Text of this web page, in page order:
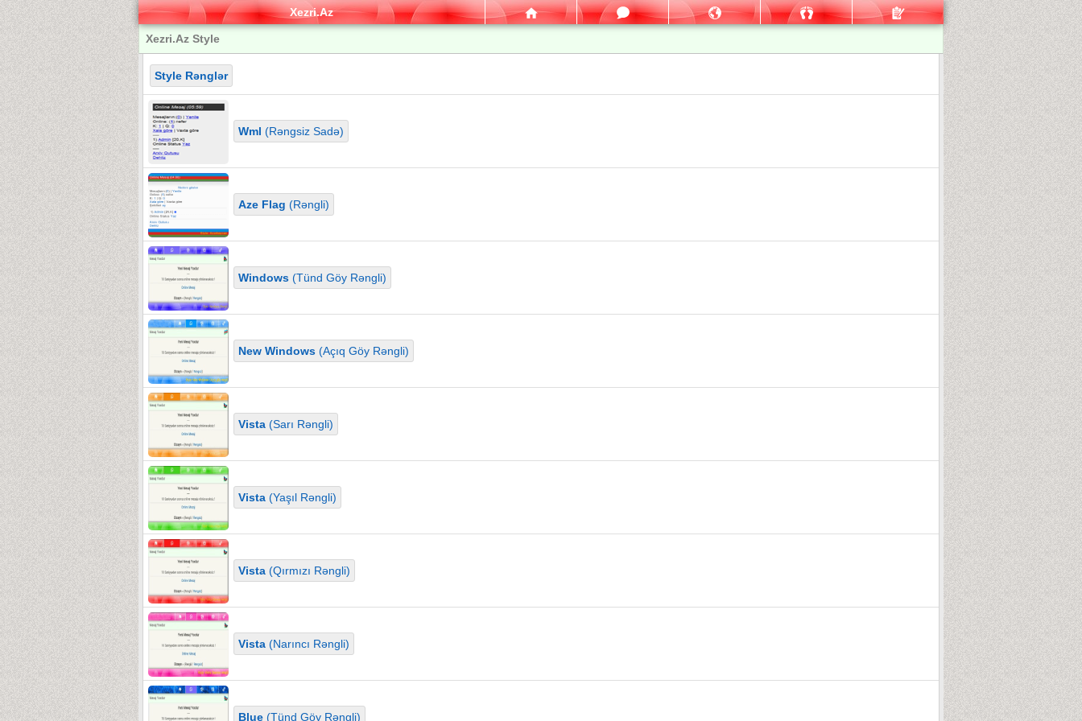
Xezri.Az
Xezri.Az Style
Style Rənglər
Wml (Rəngsiz Sadə)
Aze Flag (Rəngli)
Windows(Tünd Göy Rəngli)
New Windows(Açıq Göy Rəngli)
Vista(Sarı Rəngli)
Vista(Yaşıl Rəngli)
Vista(Qırmızı Rəngli)
Vista(Narıncı Rəngli)
Blue(Tünd Göy Rəngli)